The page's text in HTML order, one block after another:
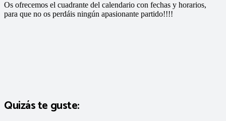
Os ofrecemos el cuadrante del calendario con fechas y horarios,
para que no os perdáis ningún apasionante partido!!!!
Quizás te guste: